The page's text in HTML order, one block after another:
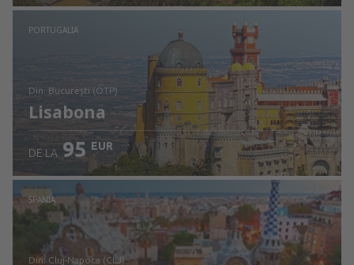
Verificați detaliile
PORTUGALIA
din: București (OTP)
Lisabona
Verificați detaliile
DE LA 95 EUR
SPANIA
din: Cluj-Napoca (CLJ)